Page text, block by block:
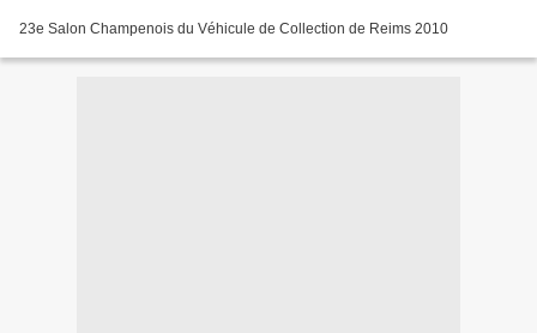
23e Salon Champenois du Véhicule de Collection de Reims 2010